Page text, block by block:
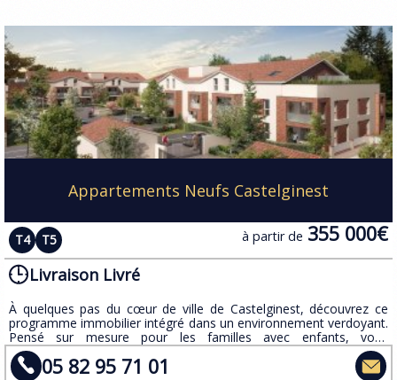
Appartements Neufs Castelginest
T4 T5 à partir de 355 000€
Livraison Livré
À quelques pas du cœur de ville de Castelginest, découvrez ce
programme immobilier intégré dans un environnement verdoyant.
Pensé sur mesure pour les familles avec enfants, vous
apprécierez les nombreuses prestations offertes.
05 82 95 71 01